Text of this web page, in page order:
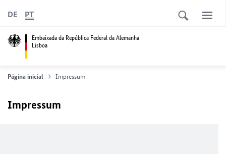
Embaixada da República Federal da Alemanha
Lisboa
DE PT
Página inicial Impressum
Impressum